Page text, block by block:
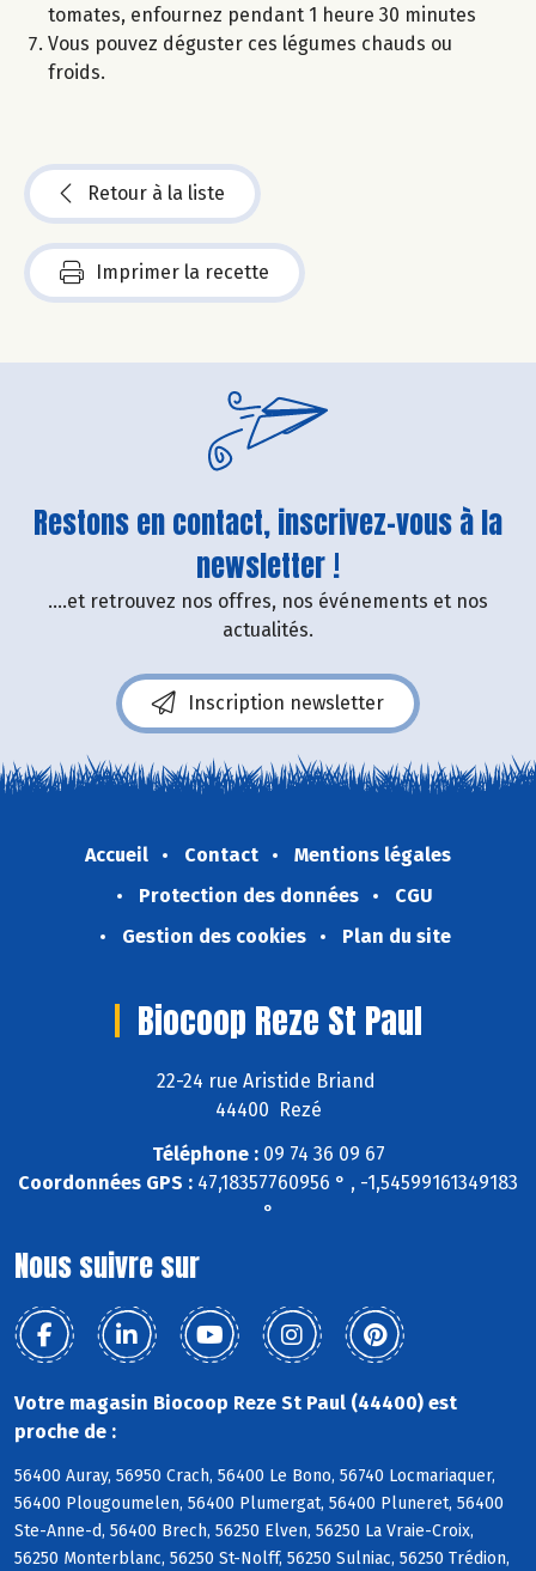
tomates, enfournez pendant 1 heure 30 minutes
Vous pouvez déguster ces légumes chauds ou
froids.
Retour à la liste
Imprimer la recette
Restons en contact, inscrivez-vous à la
newsletter !
....et retrouvez nos offres, nos événements et nos
actualités.
Inscription newsletter
Accueil Contact
Mentions légales
Protection des données
CGU
Gestion des cookies
Plan du site
Biocoop Reze St Paul
22-24 rue Aristide Briand
44400 Rezé
Téléphone :09 74 36 09 67
Coordonnées GPS : 47,18357760956 ° , -1,54599161349183
°
Nous suivre sur
Votre magasin Biocoop Reze St Paul (44400) est
proche de :
56400 Auray, 56950 Crach, 56400 Le Bono, 56740 Locmariaquer,
56400 Plougoumelen, 56400 Plumergat, 56400 Pluneret, 56400
Ste-Anne-d, 56400 Brech, 56250 Elven, 56250 La Vraie-Croix,
56250 Monterblanc, 56250 St-Nolff, 56250 Sulniac, 56250 Trédion,